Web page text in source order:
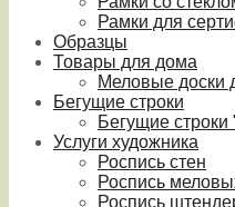
Рамки для
Образцы
Товары для дома
Меловые доски
Бегущие строки
Бегущие
Услуги художника
Роспись стен
Роспись
Роспись